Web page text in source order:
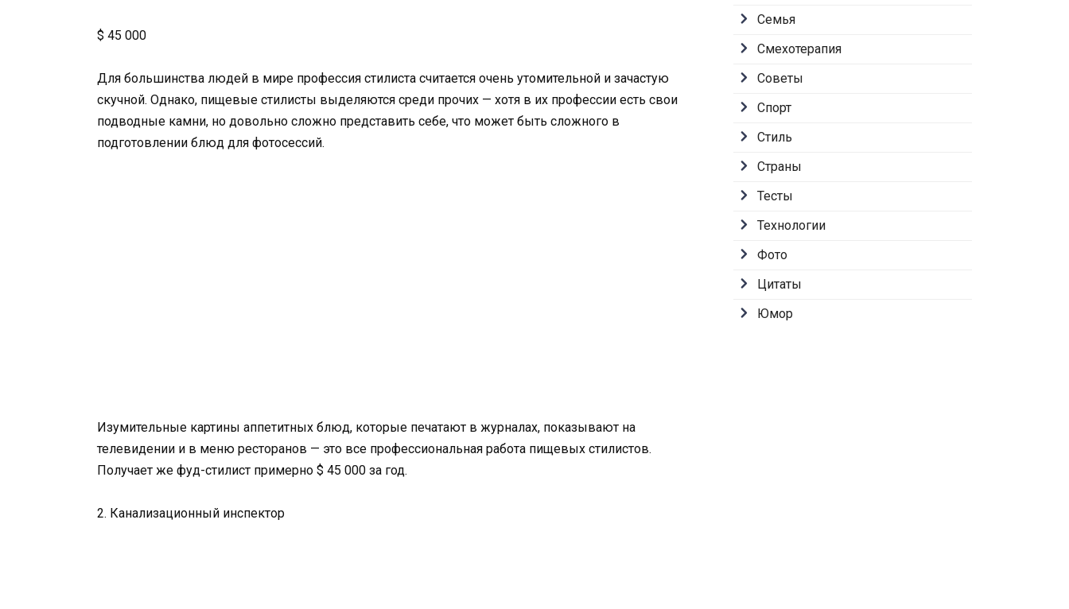
$ 45 000
Для большинства людей в мире профессия стилиста считается очень утомительной и зачастую
скучной. Однако, пищевые стилисты выделяются среди прочих — хотя в их профессии есть свои
подводные камни, но довольно сложно представить себе, что может быть сложного в
подготовлении блюд для фотосессий.
Изумительные картины аппетитных блюд, которые печатают в журналах, показывают на
телевидении и в меню ресторанов — это все профессиональная работа пищевых стилистов.
Получает же фуд-стилист примерно $ 45 000 за год.
2. Канализационный инспектор
Семья
Смехотерапия
Советы
Спорт
Стиль
Страны
Тесты
Технологии
Фото
Цитаты
Юмор